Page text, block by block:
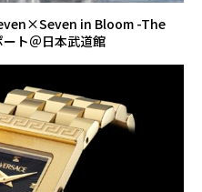
in Bloom -The
ト＠日本武道館